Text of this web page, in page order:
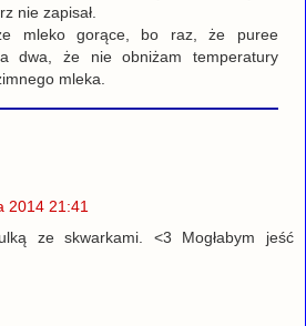
nie zapisał.
mleko gorące, bo raz, że puree
a dwa, że nie obniżam temperatury
mleka.
2014 21:41
ze skwarkami. <3 Mogłabym jeść